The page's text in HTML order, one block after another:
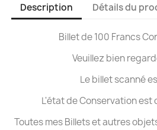
Description Détails du
Billet de 100 Francs
Veuillez bien
Le billet scanné
L'état de Conservation
Toutes mes Billets et autres